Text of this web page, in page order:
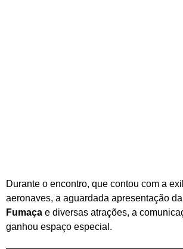
Durante o encontro, que contou com a
aeronaves, a aguardada apresentação da
Fumaça e diversas atrações, a
ganhou espaço especial.